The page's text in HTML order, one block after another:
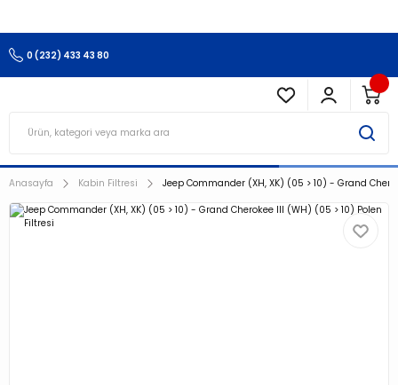
0 (232) 433 43 80
Anasayfa Kabin Filtresi Jeep Commander (XH, XK) (05 > 10) - Grand